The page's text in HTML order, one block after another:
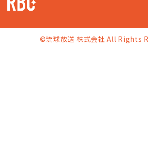
©琉球放送 株式会社 All Rights